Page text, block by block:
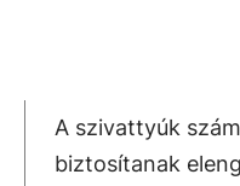
A szivattyúk
biztosítanak